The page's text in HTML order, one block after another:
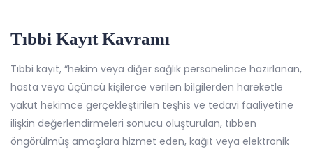
Tıbbi Kayıt Kavramı
Tıbbi kayıt, “hekim veya diğer sağlık personelince hazırlanan,
hasta veya üçüncü kişilerce verilen bilgilerden hareketle
yakut hekimce gerçekleştirilen teşhis ve tedavi faaliyetine
ilişkin değerlendirmeleri sonucu oluşturulan, tıbben
öngörülmüş amaçlara hizmet eden, kağıt veya elektronik